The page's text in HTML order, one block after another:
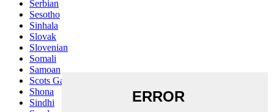
Serbian
Sesotho
Sinhala
Slovak
Slovenian
Somali
Samoan
Scots Gaelic
Shona
Sindhi